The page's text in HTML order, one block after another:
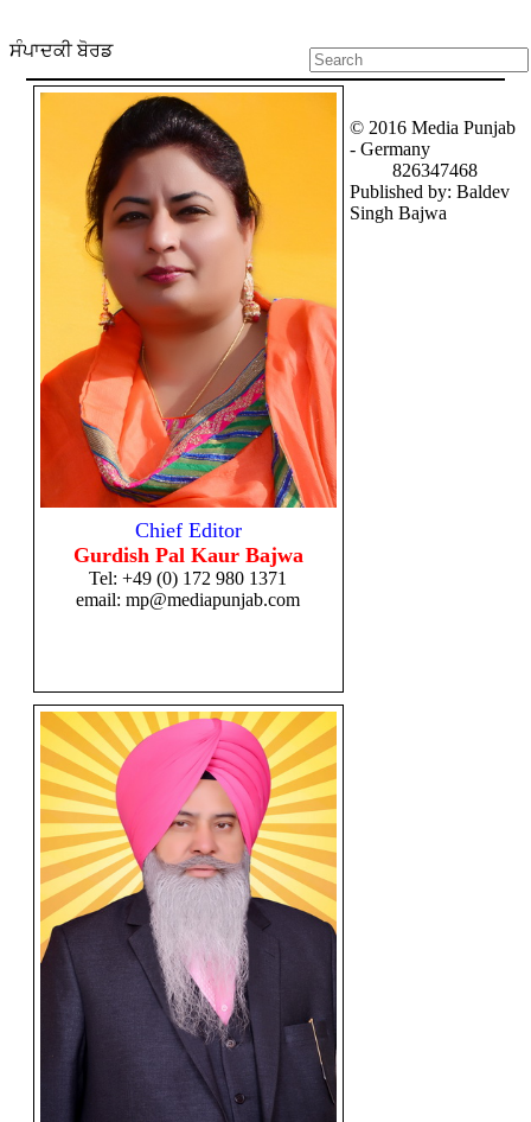
ਸੰਪਾਦਕੀ ਬੋਰਡ
Chief Editor
Gurdish Pal Kaur Bajwa
Tel:+49 (0) 172 980 1371
email: mp@mediapunjab.com
© 2016 Media Punjab
- Germany
826347468
Published by: Baldev
Singh Bajwa